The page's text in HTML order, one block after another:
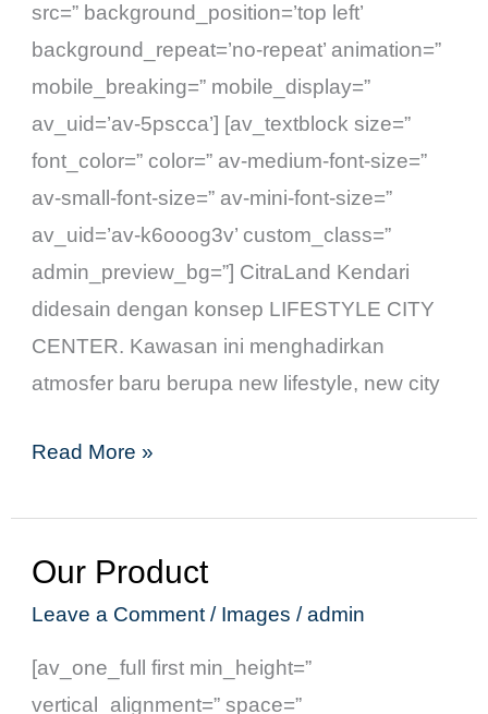
src=” background_position=’top left’
background_repeat=’no-repeat’ animation=”
mobile_breaking=” mobile_display=”
av_uid=’av-5pscca’] [av_textblock size=”
font_color=” color=” av-medium-font-size=”
av-small-font-size=” av-mini-font-size=”
av_uid=’av-k6ooog3v’ custom_class=”
admin_preview_bg=”] CitraLand Kendari
didesain dengan konsep LIFESTYLE CITY
CENTER. Kawasan ini menghadirkan
atmosfer baru berupa new lifestyle, new city
Read More »
Our Product
Leave a Comment / Images /admin
[av_one_full first min_height=”
vertical_alignment=” space=”
Our
Product